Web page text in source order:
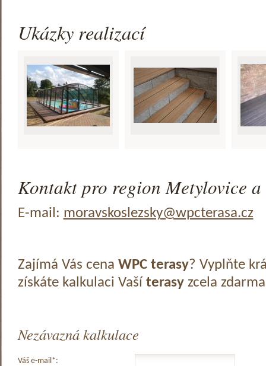
Ukázky realizací
Kontakt pro region Metylovice
E-mail: moravskoslezsky@wpcterasa.cz
Zajímá Vás cena WPC terasy? Vyplňte
získáte kalkulaci Vaší terasyzcela
Nezávazná kalkulace
Váš e-mail*: